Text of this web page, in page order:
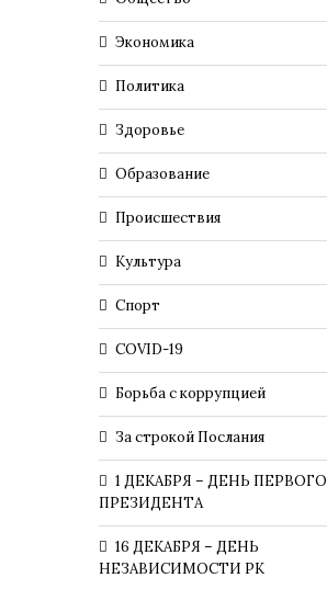
Экономика
Политика
Здоровье
Образование
Происшествия
Культура
Спорт
COVID-19
Борьба с коррупцией
За строкой Послания
1 ДЕКАБРЯ – ДЕНЬ ПЕРВОГО
ПРЕЗИДЕНТА
16 ДЕКАБРЯ – ДЕНЬ
НЕЗАВИСИМОСТИ РК